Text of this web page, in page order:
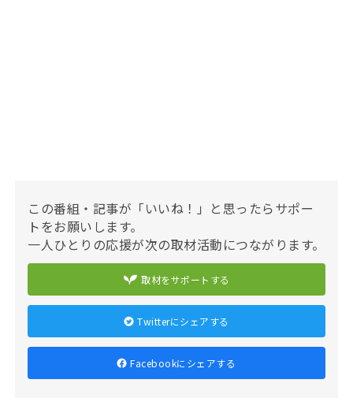
この番組・記事が「いいね！」と思ったらサポー
トをお願いします。
一人ひとりの応援が次の取材活動につながります。
取材をサポートする
Twitterにシェアする
Facebookにシェアする